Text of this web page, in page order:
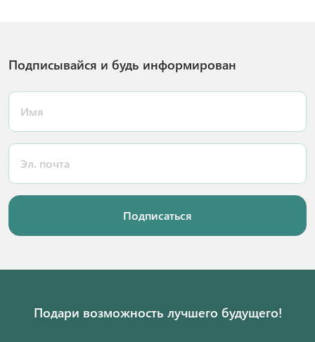
Подписывайся и будь информирован
Подписаться
Подари возможность лучшего будущего!